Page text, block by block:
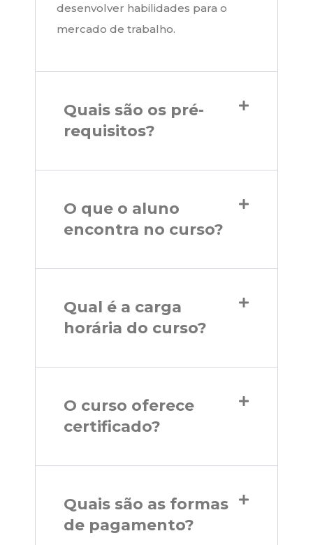
desenvolver habilidades para o
mercado de trabalho.
Quais são os pré-
requisitos?
O que o aluno
encontra no curso?
Qual é a carga
horária do curso?
O curso oferece
certificado?
Quais são as formas
de pagamento?